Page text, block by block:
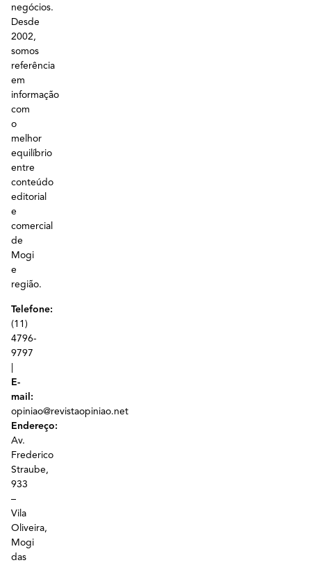
negócios.
Desde
2002,
somos
referência
em
informação
com
o
melhor
equilíbrio
entre
conteúdo
editorial
e
comercial
de
Mogi
e
região.
Telefone:
(11)
4796-
9797
E-
mail:
opiniao@revistaopiniao.net
Endereço:
Av.
Frederico
Straube,
933
–
Vila
Oliveira,
Mogi
das